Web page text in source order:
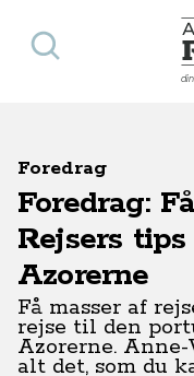
Søg
Foredrag
Foredrag:
Rejsers
Azorerne
Få masser af
rejse til den
Azorerne.
alt det, som du